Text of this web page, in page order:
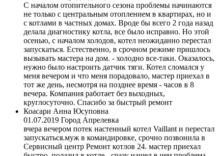
С началом отопительного сезона проблемы начинаются
не только с центральным отоплением в квартирах, но и
с котлами в частных домах. Вроде бы всего 2 года назад
делала диагностику котла, все было исправно. Но этой
осенью, с началом холодов, котел неожиданно перестал
запускаться. Естественно, в срочном режиме пришлось
вызывать мастера на дом. - холодно все-таки. Оказалось,
нужно было настроить датчик тяги. Котел сломался у
меня вечером и что меня порадовало, мастер приехал в
тот же день, несмотря на позднее время - часов в 8
вечера. Компания работает без выходных,
круглосуточно. Спасибо за быстрый ремонт
Коасари Анна Юсуповна
01.07.2019 Город Апрелевка
вчера вечером потек настенный котел Vaillant и перестал
запускаться.муж в командировке, срочно позвонила в
Сервисный центр Ремонт котлов 24. мастер приехал